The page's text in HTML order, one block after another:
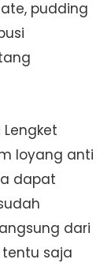
pudding
loyang anti
dapat
dari
tentu saja